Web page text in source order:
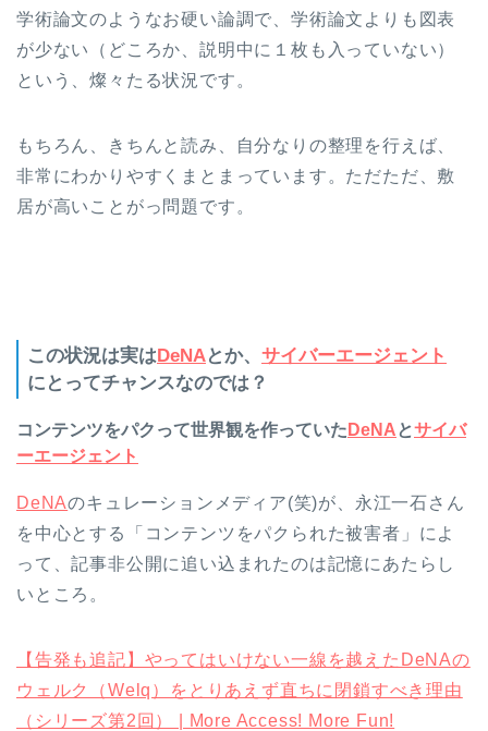
学術論文のようなお硬い論調で、学術論文よりも図表
が少ない（どころか、説明中に１枚も入っていない）
という、燦々たる状況です。
もちろん、きちんと読み、自分なりの整理を行えば、
非常にわかりやすくまとまっています。ただただ、敷
居が高いことがっ問題です。
この状況は実はDeNAとか、 サイバーエージェント
にとってチャンスなのでは？
コンテンツをパクって世界観を作っていた DeNAとサイバ
ーエージェント
DeNAのキュレーションメディア(笑)が、永江一石さん
を中心とする「コンテンツをパクられた被害者」によ
って、記事非公開に追い込まれたのは記憶にあたらし
いところ。
【告発も追記】やってはいけない一線を越えたDeNAの
ウェルク（Welq）をとりあえず直ちに閉鎖すべき理由
（シリーズ第2回） | More Access! More Fun!